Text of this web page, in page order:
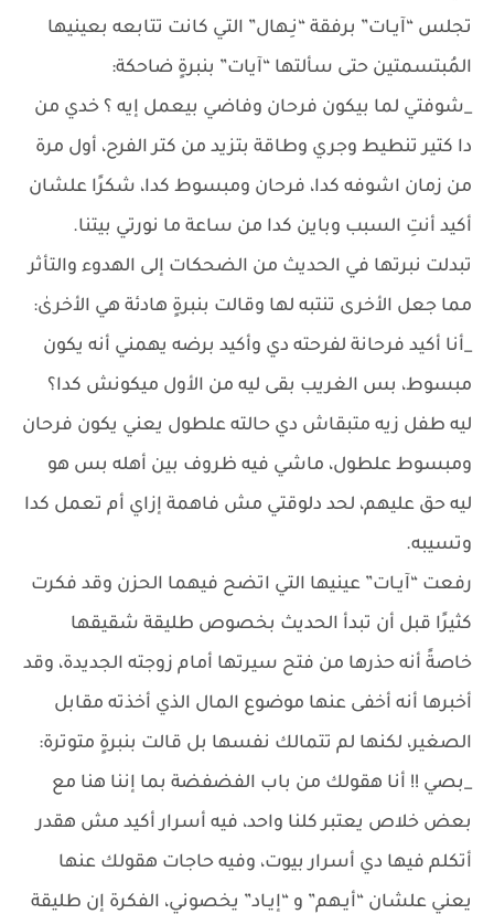
تجلس “آيـات” برفقة “نِـهال” التي كانت تتابعه بعينيها
المُبتسمتين حتى سألتها “آيات” بنبرةٍ ضاحكة:
_شوفتي لما بيكون فرحان وفاضي بيعمل إيه ؟ خدي من
دا كتير تنطيط وجري وطاقة بتزيد من كتر الفرح، أول مرة
من زمان اشوفه كدا، فرحان ومبسوط كدا، شكرًا علشان
أكيد أنتِ السبب وباين كدا من ساعة ما نورتي بيتنا.
تبدلت نبرتها في الحديث من الضحكات إلى الهدوء والتأثر
مما جعل الأخرى تنتبه لها وقالت بنبرةٍ هادئة هي الأخرىٰ:
_أنا أكيد فرحانة لفرحته دي وأكيد برضه يهمني أنه يكون
مبسوط، بس الغريب بقى ليه من الأول ميكونش كدا؟
ليه طفل زيه متبقاش دي حالته علطول يعني يكون فرحان
ومبسوط علطول، ماشي فيه ظروف بين أهله بس هو
ليه حق عليهم، لحد دلوقتي مش فاهمة إزاي أم تعمل كدا
وتسيبه.
رفعت “آيـات” عينيها التي اتضح فيهما الحزن وقد فكرت
كثيرًا قبل أن تبدأ الحديث بخصوص طليقة شقيقها
خاصةً أنه حذرها من فتح سيرتها أمام زوجته الجديدة، وقد
أخبرها أنه أخفى عنها موضوع المال الذي أخذته مقابل
الصغير، لكنها لم تتمالك نفسها بل قالت بنبرةٍ متوترة:
_بصي !! أنا هقولك من باب الفضفضة بما إننا هنا مع
بعض خلاص يعتبر كلنا واحد، فيه أسرار أكيد مش هقدر
أتكلم فيها دي أسرار بيوت، وفيه حاجات هقولك عنها
يعني علشان “أيـهم” و “إيـاد” يخصوني، الفكرة إن طليقة